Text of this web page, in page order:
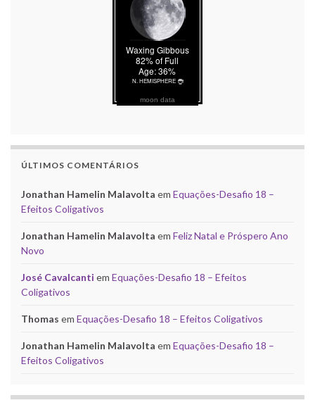
moon data
ÚLTIMOS COMENTÁRIOS
Jonathan Hamelin Malavolta em Equações-Desafio 18 –
Efeitos Coligativos
Jonathan Hamelin Malavolta em Feliz Natal e Próspero Ano
Novo
José Cavalcanti em Equações-Desafio 18 – Efeitos
Coligativos
Thomas em Equações-Desafio 18 – Efeitos Coligativos
Jonathan Hamelin Malavolta em Equações-Desafio 18 –
Efeitos Coligativos